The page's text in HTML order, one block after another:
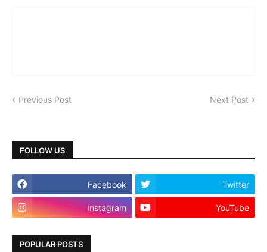
Previous Post Next Post
FOLLOW US
Facebook Twitter
Instagram YouTube
POPULAR POSTS